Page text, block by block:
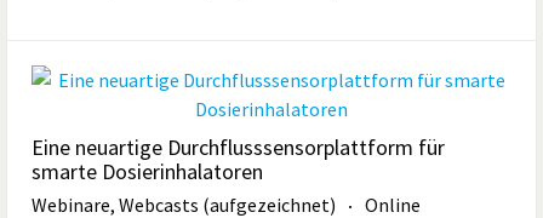
Eine neuartige Durchflusssensorplattform für
smarte Dosierinhalatoren
Webinare, Webcasts (aufgezeichnet) Online